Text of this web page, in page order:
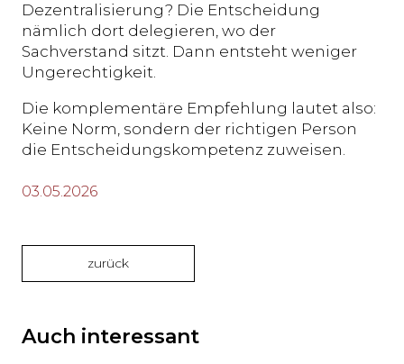
Dezentralisierung? Die Entscheidung
nämlich dort delegieren, wo der
Sachverstand sitzt. Dann entsteht weniger
Ungerechtigkeit.
Die komplementäre Empfehlung lautet also:
Keine Norm, sondern der richtigen Person
die Entscheidungskompetenz zuweisen.
03.05.2026
zurück
Auch interessant